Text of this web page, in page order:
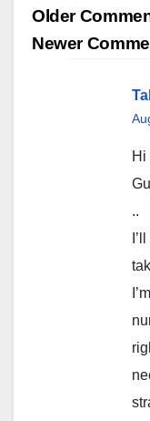
Older
Newer
Hi
..